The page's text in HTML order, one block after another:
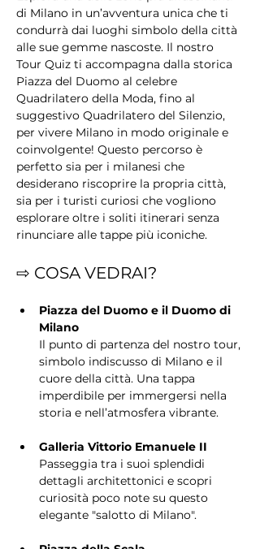
di Milano in un’avventura unica che ti
condurrà dai luoghi simbolo della città
alle sue gemme nascoste. Il nostro
Tour Quiz ti accompagna dalla storica
Piazza del Duomo al celebre
Quadrilatero della Moda, fino al
suggestivo Quadrilatero del Silenzio,
per vivere Milano in modo originale e
coinvolgente! Questo percorso è
perfetto sia per i milanesi che
desiderano riscoprire la propria città,
sia per i turisti curiosi che vogliono
esplorare oltre i soliti itinerari senza
rinunciare alle tappe più iconiche.
⇨ COSA VEDRAI?
Piazza del Duomo e il Duomo di
Milano
Il punto di partenza del nostro tour,
simbolo indiscusso di Milano e il
cuore della città. Una tappa
imperdibile per immergersi nella
storia e nell’atmosfera vibrante.
Galleria Vittorio Emanuele II
Passeggia tra i suoi splendidi
dettagli architettonici e scopri
curiosità poco note su questo
elegante "salotto di Milano".